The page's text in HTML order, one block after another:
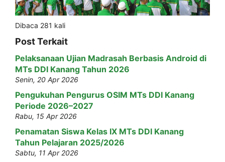
Dibaca 281 kali
Post Terkait
Pelaksanaan Ujian Madrasah Berbasis Android di
MTs DDI Kanang Tahun 2026
Senin, 20 Apr 2026
Pengukuhan Pengurus OSIM MTs DDI Kanang
Periode 2026–2027
Rabu, 15 Apr 2026
Penamatan Siswa Kelas IX MTs DDI Kanang
Tahun Pelajaran 2025/2026
Sabtu, 11 Apr 2026